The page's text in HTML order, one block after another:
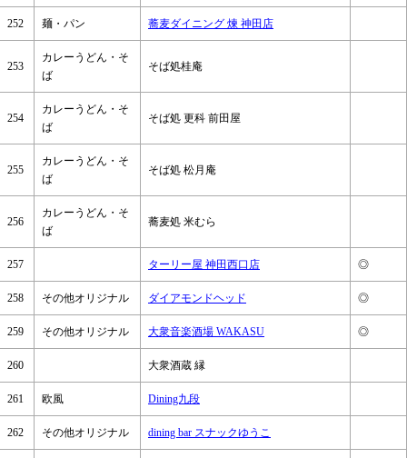
252 麺・パン 蕎麦ダイニング 煉 神田店
253
カレーうどん・そ
ば
そば処桂庵
254
カレーうどん・そ
ば
そば処 更科 前田屋
255
カレーうどん・そ
ば
そば処 松月庵
256
カレーうどん・そ
ば
蕎麦処 米むら
257 ターリー屋 神田西口店 ◎
258 その他オリジナル ダイアモンドヘッド ◎
259 その他オリジナル 大衆音楽酒場 WAKASU ◎
260 大衆酒蔵 縁
261 欧風 Dining九段
262 その他オリジナル dining bar スナックゆうこ